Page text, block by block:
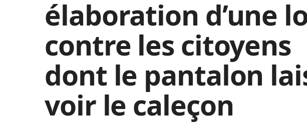
élaboration d’une
contre les citoyens
dont le pantalon
voir le caleçon